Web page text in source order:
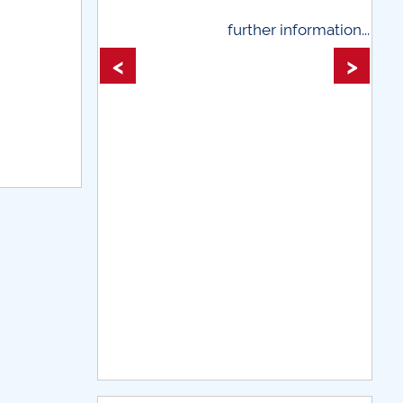
further information...
< >